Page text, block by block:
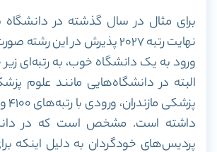
برای مثال در سال گذشته در
نهایت رتبه ۲۰۲۷ پذیرش در این
ورود به یک دانشگاه خوب، به رتبه‌ای زیر ۲۱۰۰ احتیاج دارید.
البته در دانشگاه‌هایی مانند علوم
داشته است. مشخص است که در
پردیس‌های خودگردان به دلیل اینکه